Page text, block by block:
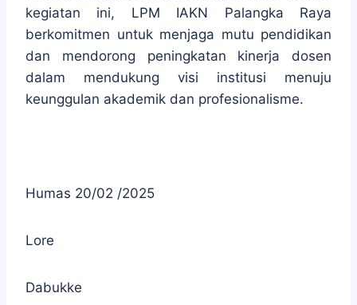
kegiatan ini, LPM IAKN Palangka Raya
berkomitmen untuk menjaga mutu pendidikan
dan mendorong peningkatan kinerja dosen
dalam mendukung visi institusi menuju
keunggulan akademik dan profesionalisme.
Humas 20/02 /2025
Lore
Dabukke